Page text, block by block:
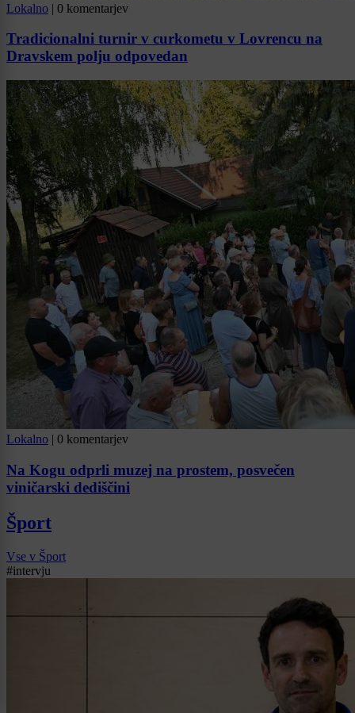
Lokalno | 0 komentarjev
Tradicionalni turnir v curkometu v Lovrencu na
Dravskem polju odpovedan
Lokalno | 0 komentarjev
Na Kogu odprli muzej na prostem, posvečen
viničarski dediščini
Šport
Vse v Šport
#intervju